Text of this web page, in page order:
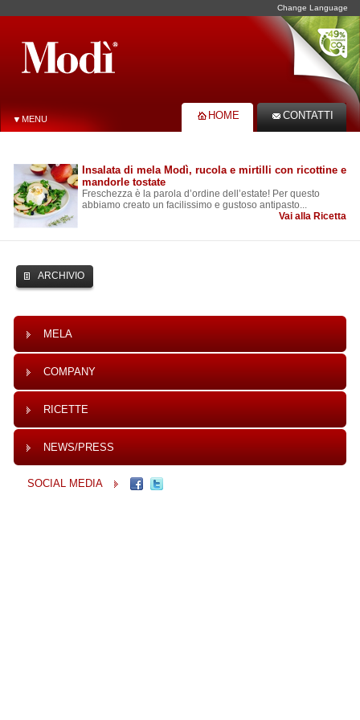
Change Language
MENU CONTATTI
HOME
Insalata di mela Modì, rucola e mirtilli con ricottine e
mandorle tostate
Freschezza è la parola d’ordine dell’estate! Per questo
abbiamo creato un facilissimo e gustoso antipasto...
Vai alla Ricetta
ARCHIVIO
MELA
COMPANY
RICETTE
NEWS/PRESS
SOCIAL MEDIA